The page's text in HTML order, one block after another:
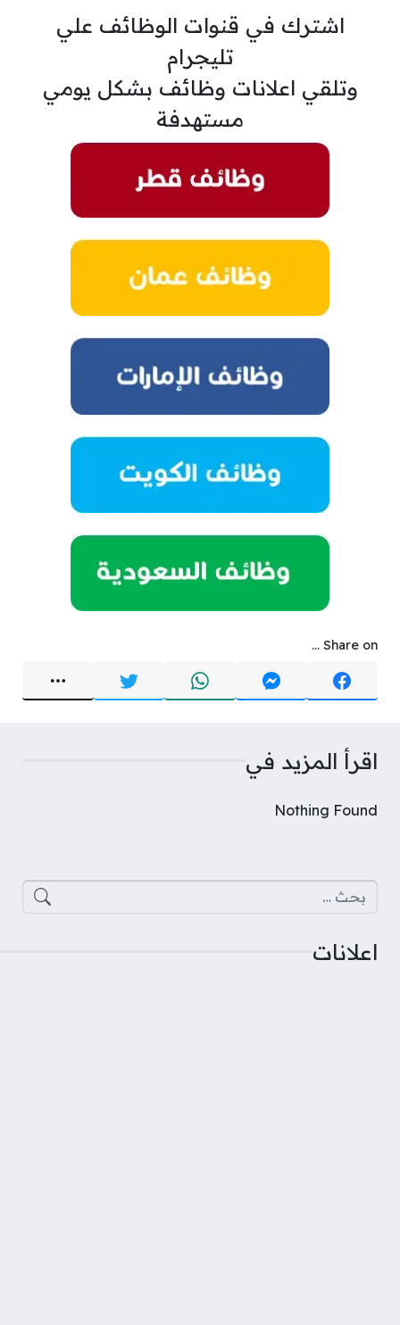
اشترك في قنوات الوظائف علي
تليجرام
وتلقي اعلانات وظائف بشكل يومي
مستهدفة
Share on ...
اقرأ المزيد في
Nothing Found
البحث عن:
اعلانات